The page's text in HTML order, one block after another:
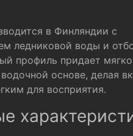
в Финляндии с
ледниковой воды и
профиль придает
основе, делая
для восприятия.